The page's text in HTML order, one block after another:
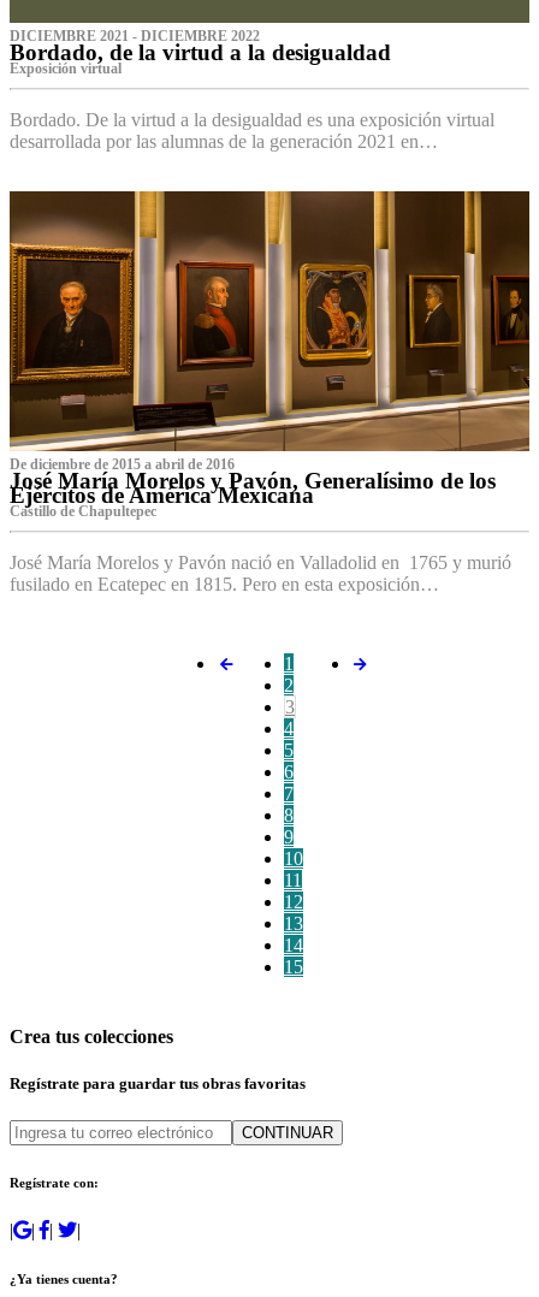
DICIEMBRE 2021 - DICIEMBRE 2022
Bordado, de la virtud a la desigualdad
Exposición virtual‌
Bordado. De la virtud a la desigualdad es una exposición virtual
desarrollada por las alumnas de la generación 2021 en…
De diciembre de 2015 a abril de 2016
José María Morelos y Pavón, Generalísimo de los
Ejércitos de América Mexicana
C‌astillo de Chapultepec
José María Morelos y Pavón nació en Valladolid en 1765 y murió
fusilado en Ecatepec en 1815. Pero en esta exposición…
1
2
3
4
5
6
7
8
9
10
11
12
13
14
15
Crea tus colecciones
Regístrate para guardar tus obras favoritas
CONTINUAR
Regístrate con:
| | | |
¿Ya tienes cuenta?